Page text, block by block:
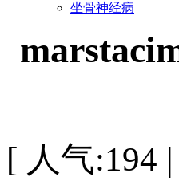
坐骨神经病
[ 人气:194